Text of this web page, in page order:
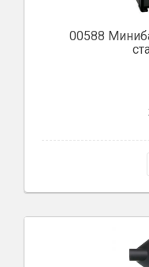
00588